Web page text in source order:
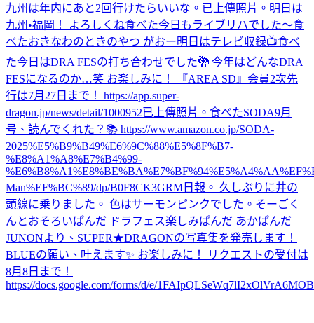
九州は年内にあと2回行けたらいいな。 已上傳照片。 明日は
九州•福岡！ よろしくね食べた今日もライブリハでした〜食
べたおきなわのときのやつ がおー明日はテレビ収録📺食べ
た今日はDRA FESの打ち合わせでした🐉 今年はどんなDRA
FESになるのか…笑 お楽しみに！ 『AREA SD』会員2次先
行は7月27日まで！ https://app.super-
dragon.jp/news/detail/1000952已上傳照片。 食べたSODA9月
号、読んでくれた？📚 https://www.amazon.co.jp/SODA-
2025%E5%B9%B49%E6%9C%88%E5%8F%B7-
%E8%A1%A8%E7%B4%99-
Man%EF%BC%89/dp/B0F8CK3GRM 日報。 久しぶりに井の
頭線に乗りました。 色はサーモンピンクでした。 そーごく
んとおそろいぱんだ ドラフェス楽しみぱんだ あかぱんだ
JUNONより、SUPER★DRAGONの写真集を発売します！
BLUEの願い、叶えます✨ お楽しみに！ リクエストの受付は
8月8日まで！
https://docs.google.com/forms/d/e/